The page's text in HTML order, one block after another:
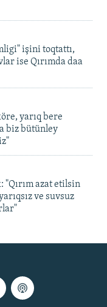
işini toqtattı,
ise Qırımda daa
yarıq bere
biz bütünley
"Qırım azat etilsin
ve suvsuz